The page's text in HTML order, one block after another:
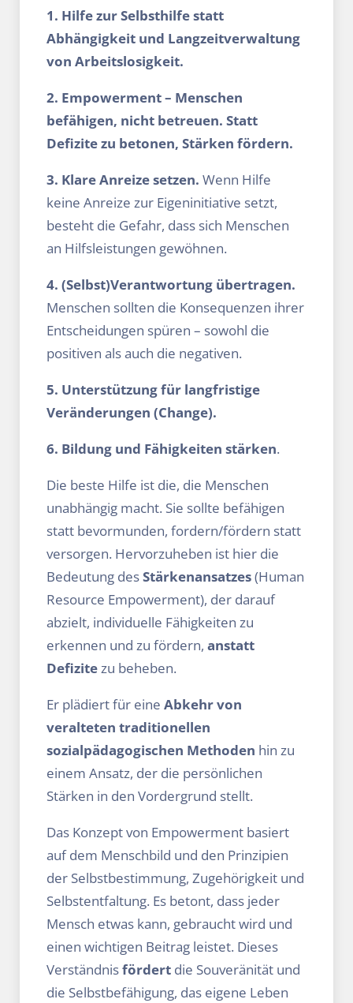
1. Hilfe zur Selbsthilfe statt
Abhängigkeit und Langzeitverwaltung
von Arbeitslosigkeit.
2. Empowerment – Menschen
befähigen, nicht betreuen. Statt
Defizite zu betonen, Stärken fördern.
3. Klare Anreize setzen. Wenn Hilfe
keine Anreize zur Eigeninitiative setzt,
besteht die Gefahr, dass sich Menschen
an Hilfsleistungen gewöhnen.
4. (Selbst)Verantwortung übertragen.
Menschen sollten die Konsequenzen ihrer
Entscheidungen spüren – sowohl die
positiven als auch die negativen.
5. Unterstützung für langfristige
Veränderungen (Change).
6. Bildung und Fähigkeiten stärken.
Die beste Hilfe ist die, die Menschen
unabhängig macht. Sie sollte befähigen
statt bevormunden, fordern/fördern statt
versorgen. Hervorzuheben ist hier die
Bedeutung desStärkenansatzes(Human
Resource Empowerment), der darauf
abzielt, individuelle Fähigkeiten zu
erkennen und zu fördern, anstatt
Defizitezu beheben.
Er plädiert für eine Abkehr von
veralteten traditionellen
sozialpädagogischen Methoden hin zu
einem Ansatz, der die persönlichen
Stärken in den Vordergrund stellt.
Das Konzept von Empowerment basiert
auf dem Menschbild und den Prinzipien
der Selbstbestimmung, Zugehörigkeit und
Selbstentfaltung. Es betont, dass jeder
Mensch etwas kann, gebraucht wird und
einen wichtigen Beitrag leistet. Dieses
Verständnisfördert die Souveränität und
die Selbstbefähigung, das eigene Leben